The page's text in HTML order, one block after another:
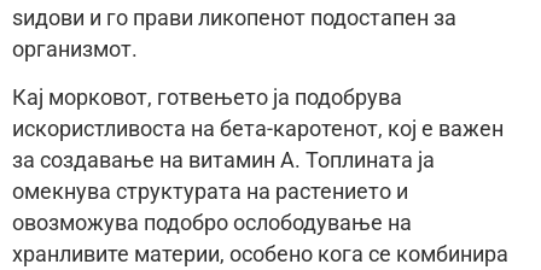
ѕидови и го прави ликопенот подостапен за
организмот.
Кај морковот, готвењето ја подобрува
искористливоста на бета-каротенот, кој е важен
за создавање на витамин А. Топлината ја
омекнува структурата на растението и
овозможува подобро ослободување на
хранливите материи, особено кога се комбинира